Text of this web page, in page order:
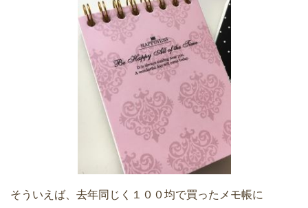
そういえば、去年同じく１００均で買ったメモ帳に